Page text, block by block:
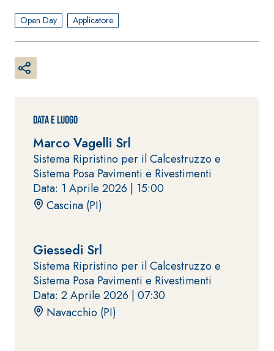
Open Day Applicatore
Data e Luogo
Marco Vagelli Srl
Sistema Ripristino per il Calcestruzzo e
Sistema Posa Pavimenti e Rivestimenti
Data: 1 Aprile 2026 | 15:00
Cascina (PI)
Giessedi Srl
Sistema Ripristino per il Calcestruzzo e
Sistema Posa Pavimenti e Rivestimenti
Data: 2 Aprile 2026 | 07:30
Navacchio (PI)
AQU
–
IMPERMEABILIZ
ZANTI
monocomponente
polimero
cementizia
Sistema
INTONACATURA E
COSTRUZIONE
PRODOTTI A BASE
CALCE AEREA
KB 13 EVOLUTION
LASTRE
GYPSOTECH